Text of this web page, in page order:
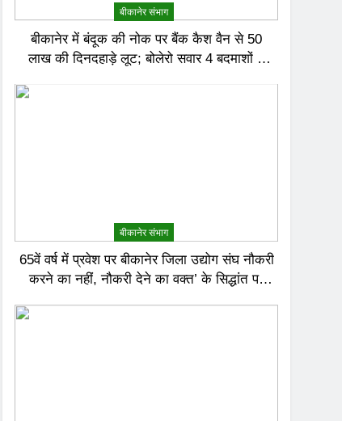
बीकानेर संभाग
बीकानेर में बंदूक की नोक पर बैंक कैश वैन से 50
लाख की दिनदहाड़े लूट; बोलेरो सवार 4 बदमाशों ने
बीकानेर संभाग
65वें वर्ष में प्रवेश पर बीकानेर जिला उद्योग संघ नौकरी
करने का नहीं, नौकरी देने का वक्त’ के सिद्धांत पर